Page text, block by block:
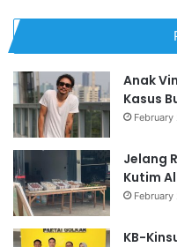
Anak
Kasus
Jelang
Kutim
KB-